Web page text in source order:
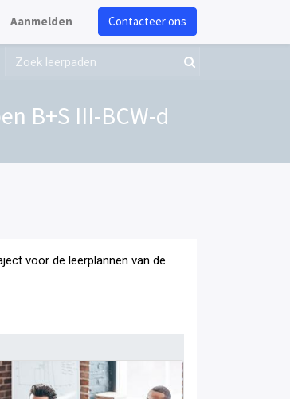
Aanmelden Contacteer ons
B+S III-BCW-d
voor de leerplannen van de